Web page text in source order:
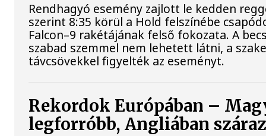
Rendhagyó esemény zajlott le kedden
szerint 8:35 körül a Hold felszínébe
Falcon–9 rakétájának felső fokozata. A
szabad szemmel nem lehetett látni, a
távcsövekkel figyelték az eseményt.
Rekordok Európában –
legforróbb, Angliában